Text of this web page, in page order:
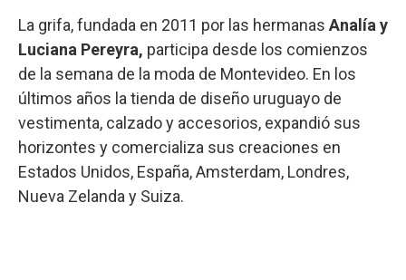
La grifa, fundada en 2011 por las hermanas Analía y
Luciana Pereyra, participa desde los comienzos
de la semana de la moda de Montevideo. En los
últimos años la tienda de diseño uruguayo de
vestimenta, calzado y accesorios, expandió sus
horizontes y comercializa sus creaciones en
Estados Unidos, España, Amsterdam, Londres,
Nueva Zelanda y Suiza.